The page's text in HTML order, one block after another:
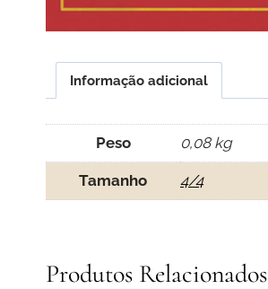
Informação adicional
Peso 0,08 kg
Tamanho 4/4
Produtos Relacionados